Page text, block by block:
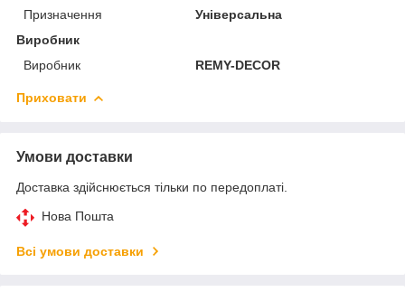
Призначення
Універсальна
Виробник
Виробник
REMY-DECOR
Приховати
Умови доставки
Доставка здійснюється тільки по передоплаті.
Нова Пошта
Всі умови доставки